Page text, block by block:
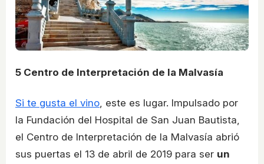
5 Centro de Interpretación de la Malvasía
Si te gusta el vino , este es lugar. Impulsado por
la Fundación del Hospital de San Juan Bautista,
el Centro de Interpretación de la Malvasía abrió
sus puertas el 13 de abril de 2019 para ser un